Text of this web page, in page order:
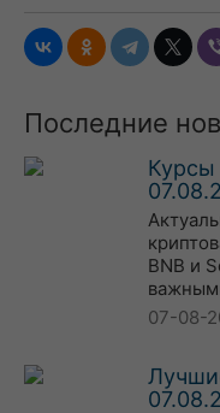
Последние
Курсы
BNB и
07-08-